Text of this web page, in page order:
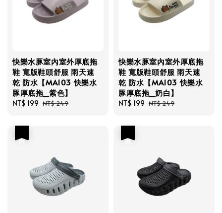
快樂水豚室內室外厚底拖
鞋 寬版鞋頭舒服 雨天速
乾 防水【MA103 快樂水
豚厚底拖_紫色】
Sale
NT$ 199 Regular
NT$ 249
快樂水豚室內室外厚底拖
鞋 寬版鞋頭舒服 雨天速
乾 防水【MA103 快樂水
豚厚底拖_奶白】
Sale
NT$ 199 Regular
NT$ 249